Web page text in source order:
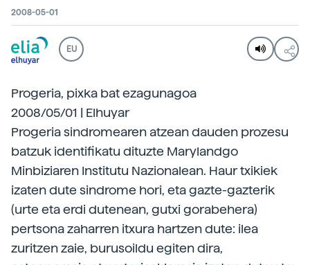
2008-05-01
EU
Progeria, pixka bat ezagunagoa
2008/05/01 | Elhuyar
Progeria sindromearen atzean dauden prozesu
batzuk identifikatu dituzte Marylandgo
Minbiziaren Institutu Nazionalean. Haur txikiek
izaten dute sindrome hori, eta gazte-gazterik
(urte eta erdi dutenean, gutxi gorabehera)
pertsona zaharren itxura hartzen dute: ilea
zuritzen zaie, burusoildu egiten dira,